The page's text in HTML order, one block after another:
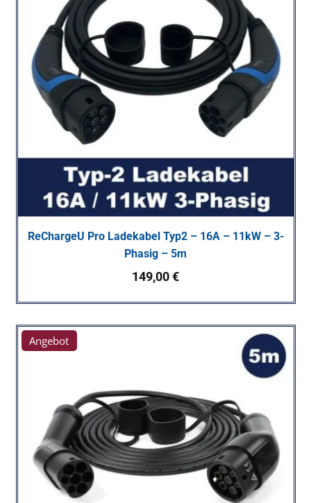
ReChargeU Pro Ladekabel Typ2 – 16A – 11kW – 3-
Phasig – 5m
149,00€
Angebot